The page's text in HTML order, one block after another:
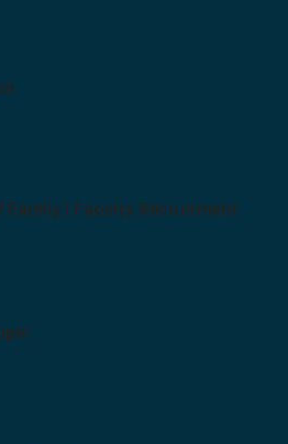
Family | Faculty Recruitment